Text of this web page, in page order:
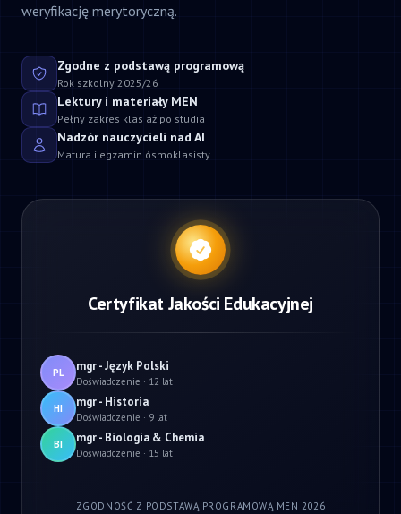
weryfikację merytoryczną.
Zgodne z podstawą programową
Rok szkolny 2025/26
Lektury i materiały MEN
Pełny zakres klas aż po studia
Nadzór nauczycieli nad AI
Matura i egzamin ósmoklasisty
Certyfikat Jakości Edukacyjnej
PL mgr - Język Polski
Doświadczenie · 12 lat
HI mgr - Historia
Doświadczenie · 9 lat
BI mgr - Biologia & Chemia
Doświadczenie · 15 lat
ZGODNOŚĆ Z PODSTAWĄ PROGRAMOWĄ MEN 2026